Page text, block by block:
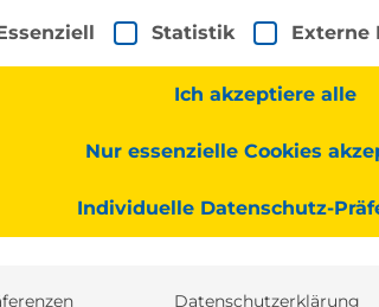
bei Rieck
die Karriere bei Rieck Als
sie ihr Potenzial bei uns voll
eine Liste der Service-Gruppen,
Statistik Externe
Ich akzeptiere alle
Nur essenzielle Cookies
Individuelle Datenschutz-
Datenschutzerklärung